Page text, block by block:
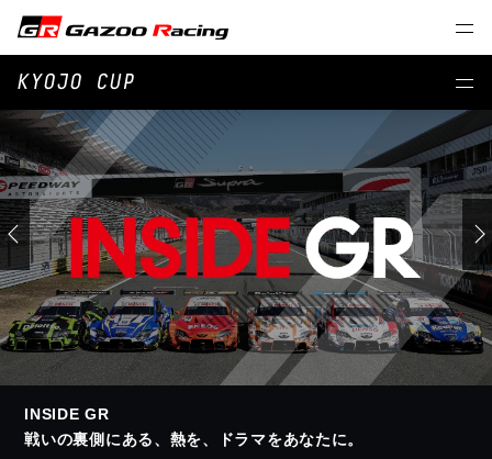
KYOJO CUP
INSIDE GR
戦いの裏側にある、熱を、ドラマをあなたに。